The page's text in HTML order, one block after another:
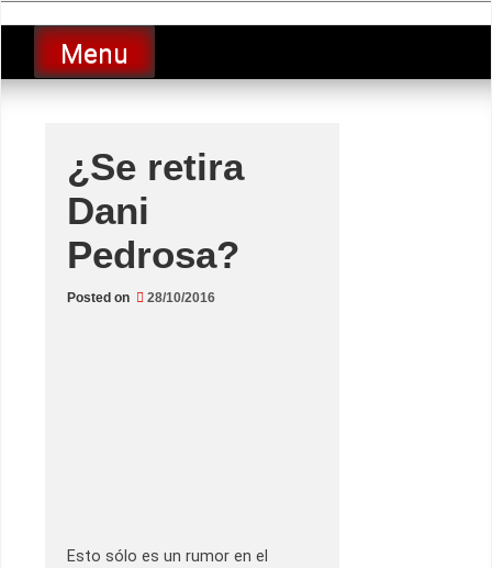
to
contentLucio Lopez GP
luciolopezgp
Menu
¿Se retira
Dani
Pedrosa?
Posted on 28/10/2016
Esto sólo es un rumor en el